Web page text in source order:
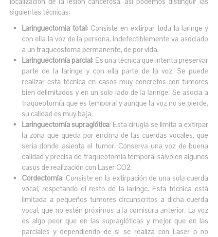
siguientes técnicas:
Laringuectomia total: Consiste en extirpar toda la laringe y
con ella la voz de la persona, indefectiblemente va asociado
a un traqueostoma permanente, de por vida.
Laringuectomía parcial: Es una técnica que intenta preservar
parte de la laringe y con ella parte de la voz. Se puede
realizar esta técnica en casos muy concretos con tumores
bien delimitados y en un solo lado de la laringe. Se asocia a
traqueotomía que es temporal y aunque la voz no se pierde,
su calidad es muy baja.
Laringuectomía supraglótica: Esta cirugía se limita a extirpar
la zona que queda por encima de las cuerdas vocales, que
sería donde asienta el tumor. Conserva una voz de buena
calidad y precisa de traqueotomía temporal salvo en algunos
casos de realización con Laser CO2.
Cordectomía: Consiste en la extirpación de una sola cuerda
vocal, respetando el resto de la laringe. Esta técnica está
limitada a pequeños tumores circunscritos a dicha cuerda
vocal, que no estén próximos a la comisura anterior. La voz
es algo peor que en las supraglóticas y mejor que en las
parciales y dependiendo de si se realiza con Laser o no